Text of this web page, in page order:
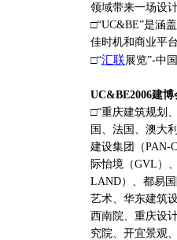
领域带来一场设
□“UC&BE”是涵
佳时机和商业平台
□“汇联展览”-中
UC&BE2006建
□“重庆建筑规划
国、法国、澳大
建设集团（PAN-
际怡境（GVL）
LAND）、都易
艺术、华东建筑
西南院、重庆设
究院、开宜景观